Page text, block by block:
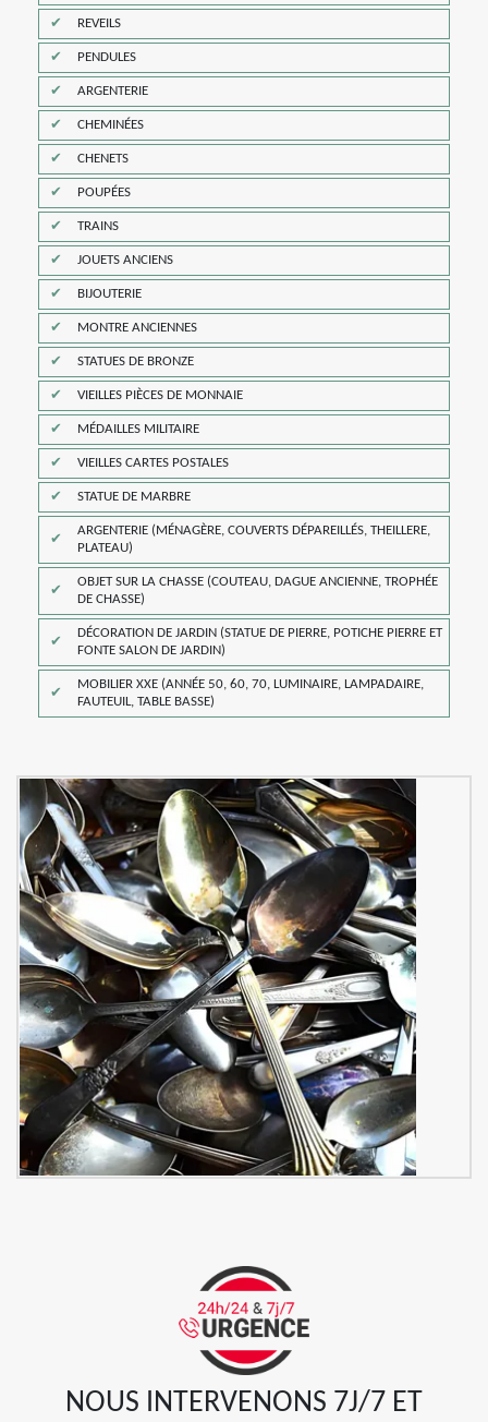
REVEILS
PENDULES
ARGENTERIE
CHEMINÉES
CHENETS
POUPÉES
TRAINS
JOUETS ANCIENS
BIJOUTERIE
MONTRE ANCIENNES
STATUES DE BRONZE
VIEILLES PIÈCES DE MONNAIE
MÉDAILLES MILITAIRE
VIEILLES CARTES POSTALES
STATUE DE MARBRE
ARGENTERIE (MÉNAGÈRE, COUVERTS DÉPAREILLÉS, THEILLERE,
PLATEAU)
OBJET SUR LA CHASSE (COUTEAU, DAGUE ANCIENNE, TROPHÉE
DE CHASSE)
DÉCORATION DE JARDIN (STATUE DE PIERRE, POTICHE PIERRE ET
FONTE SALON DE JARDIN)
MOBILIER XXE (ANNÉE 50, 60, 70, LUMINAIRE, LAMPADAIRE,
FAUTEUIL, TABLE BASSE)
NOUS INTERVENONS 7J/7 ET